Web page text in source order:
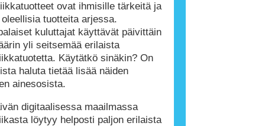
tarkoita, ettei muiden olisi
käyttää tuotetta.
ovat ihmisille tärkeitä ja
tuotteita arjessa.
kuluttajat käyttävät päivittäin
yli seitsemää erilaista
Käytätkö sinäkin? On
haluta tietää lisää näiden
ainesosista.
digitaalisessa maailmassa
löytyy helposti paljon erilaista